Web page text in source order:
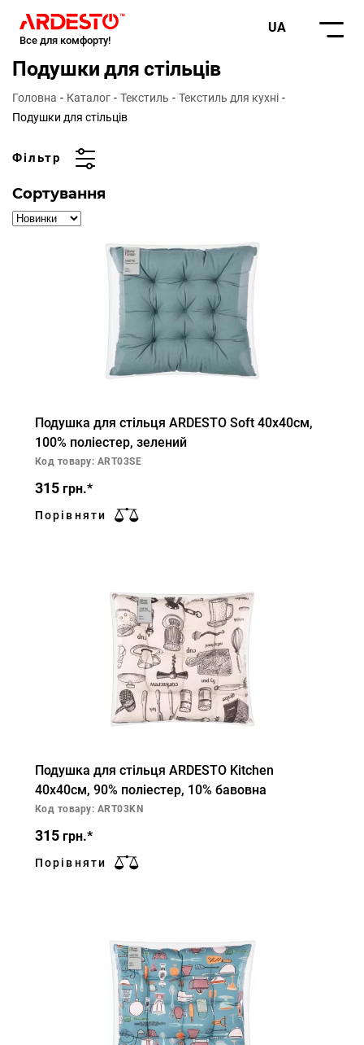
Все для комфорту!
UA
Подушки для стільців
Головна Каталог Текстиль
Текстиль для кухні
Подушки для стільців
Фільтр
Сортування
Подушка для стільця ARDESTO Soft 40х40см,
100% поліестер, зелений
Код товару: ART03SE
315 грн.*
Порівняти
Подушка для стільця ARDESTO Kitchen
40х40см, 90% поліестер, 10% бавовна
Код товару: ART03KN
315 грн.*
Порівняти